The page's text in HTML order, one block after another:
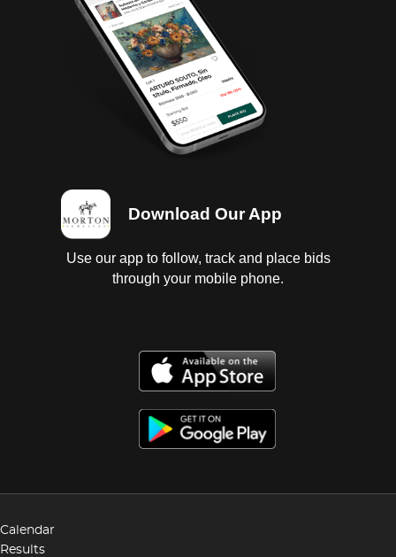
Download Our App
Use our app to follow, track and place bids
through your mobile phone.
Calendar
Results